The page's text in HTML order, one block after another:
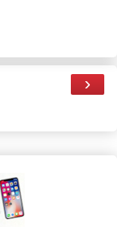
›